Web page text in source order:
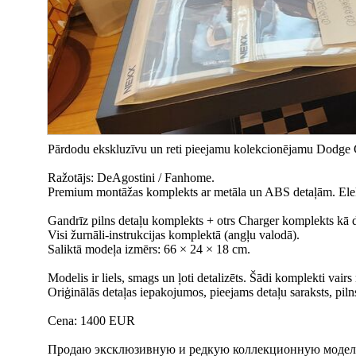
Pārdodu ekskluzīvu un reti pieejamu kolekcionējamu
Ražotājs: DeAgostini / Fanhome.
Premium montāžas komplekts ar metāla un ABS detaļām.
Gandrīz pilns detaļu komplekts + otrs Charger komplekts kā
Visi žurnāli-instrukcijas komplektā (angļu valodā).
Saliktā modeļa izmērs: 66 × 24 × 18 cm.
Modelis ir liels, smags un ļoti detalizēts. Šādi komplekti
Oriģinālās detaļas iepakojumos, pieejams detaļu saraksts,
Cena: 1400 EUR
Продаю эксклюзивную и редкую коллекционную